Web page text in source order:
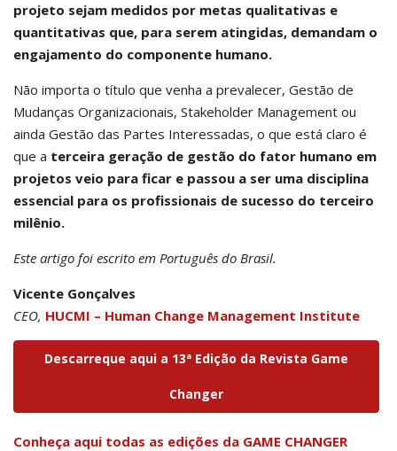
projeto sejam medidos por metas qualitativas e
quantitativas que, para serem atingidas, demandam o
engajamento do componente humano.
Não importa o título que venha a prevalecer, Gestão de
Mudanças Organizacionais, Stakeholder Management ou
ainda Gestão das Partes Interessadas, o que está claro é
que a terceira geração de gestão do fator humano em
projetos veio para ficar e passou a ser uma disciplina
essencial para os profissionais de sucesso do terceiro
milênio.
Este artigo foi escrito em Português do Brasil.
Vicente Gonçalves
CEO, HUCMI – Human Change Management Institute
Descarreque aqui a 13ª Edição da Revista Game
Changer
Conheça aqui todas as edições da GAME CHANGER